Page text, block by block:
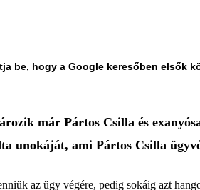
be, hogy a Google keresőben elsők
már Pártos Csilla és
unokáját, ami Pártos Csilla
az ügy végére, pedig sokáig azt